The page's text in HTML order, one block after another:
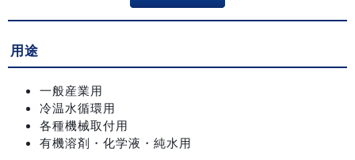
用途
一般産業用
冷温水循環用
各種機械取付用
有機溶剤・化学液・純水用